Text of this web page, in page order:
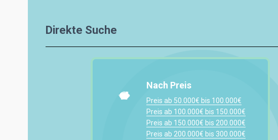
Direkte Suche
Nach Preis
Preis ab 50.000€ bis 100.000€
Preis ab 100.000€ bis 150.000€
Preis ab 150.000€ bis 200.000€
Preis ab 200.000€ bis 300.000€